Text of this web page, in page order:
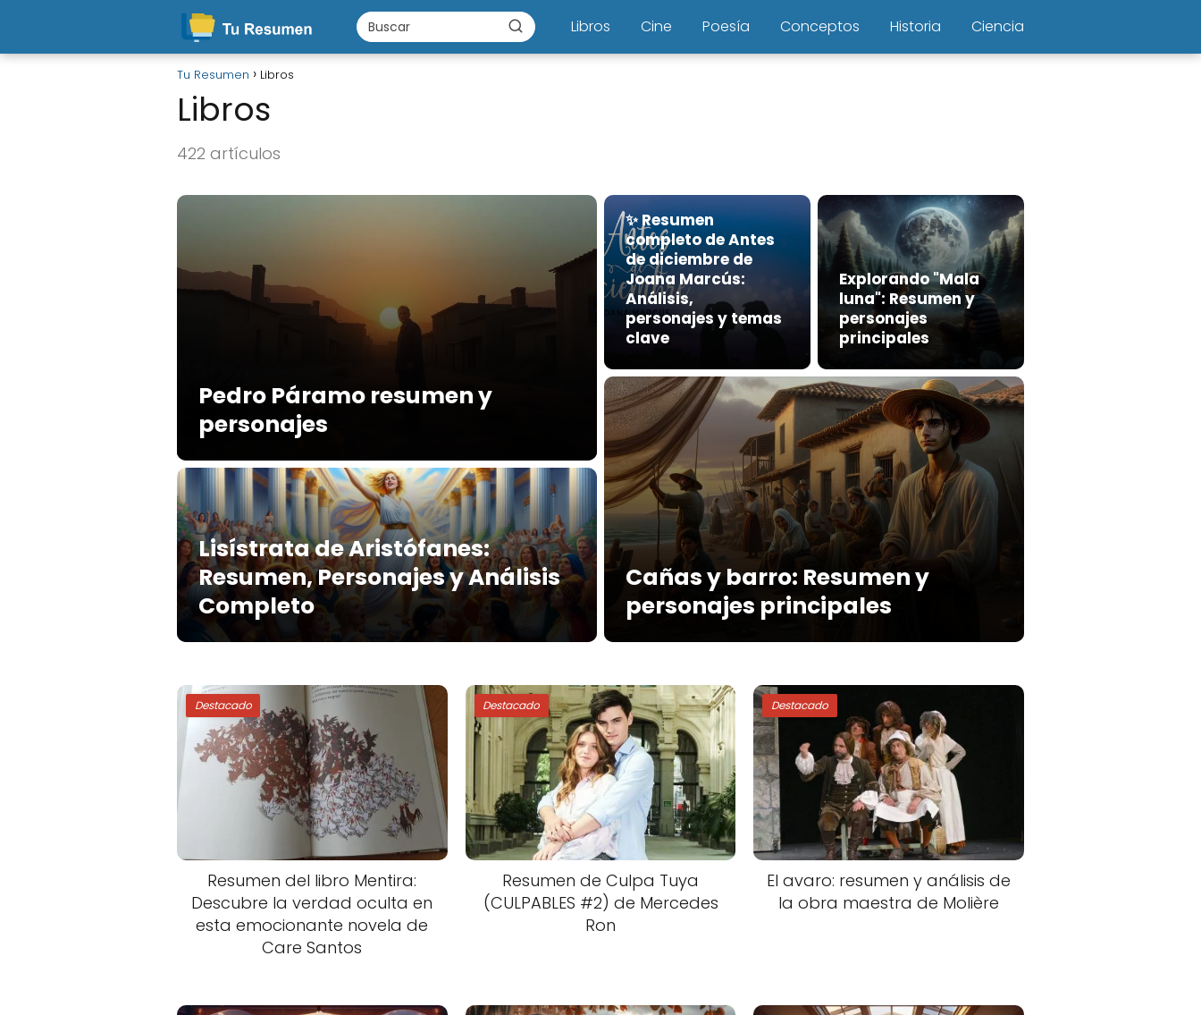
Libros Cine Poesía Conceptos Historia Ciencia
Tu Resumen Libros
Libros
422 artículos
Pedro Páramo resumen y
personajes
✨ Resumen
completo de Antes
de diciembre de
Joana Marcús:
Análisis,
personajes y temas
clave
Lisístrata de Aristófanes:
Resumen, Personajes y Análisis
Completo
Explorando "Mala
luna": Resumen y
personajes
principales
Cañas y barro: Resumen y
personajes principales
Destacado
Resumen del libro Mentira:
Descubre la verdad oculta en
esta emocionante novela de
Care Santos
Destacado
Resumen de Culpa Tuya
(CULPABLES #2) de Mercedes
Ron
Destacado
El avaro: resumen y análisis de
la obra maestra de Molière